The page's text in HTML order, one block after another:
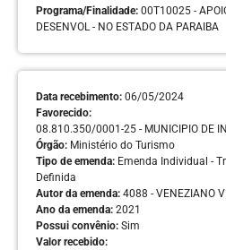
Programa/Finalidade: 00T10025 -
DESENVOL - NO ESTADO DA PARAIBA
Data recebimento: 06/05/2024
Favorecido:
08.810.350/0001-25 - MUNICIPIO DE
Órgão: Ministério do Turismo
Tipo de emenda: Emenda Individual -
Definida
Autor da emenda: 4088 - VENEZIANO
Ano da emenda: 2021
Possui convênio: Sim
Valor recebido: